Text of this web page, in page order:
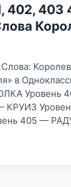
402, 403
в
Уровень
КРУИЗ
405 —